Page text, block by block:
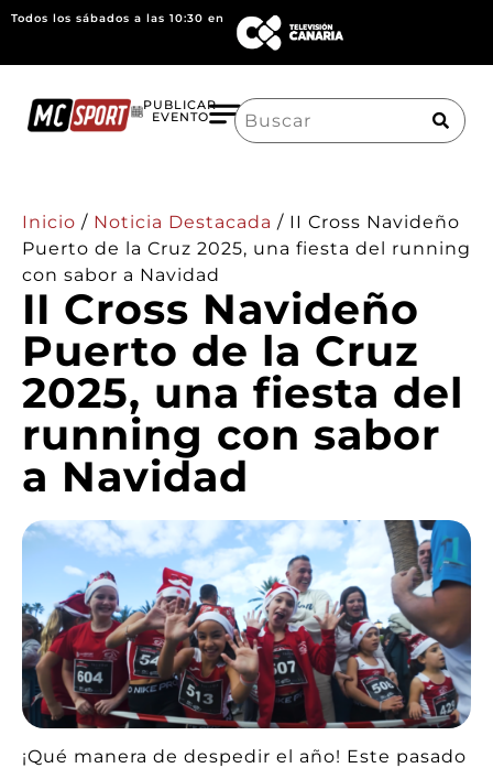
Todos los sábados a las 10:30 en
PUBLICAR
EVENTO
Search
for:
Inicio / Noticia Destacada / II Cross Navideño
Puerto de la Cruz 2025, una fiesta del running
con sabor a Navidad
II Cross Navideño
Puerto de la Cruz
2025, una fiesta del
running con sabor
a Navidad
¡Qué manera de despedir el año! Este pasado